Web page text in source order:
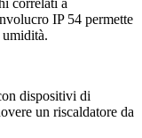
correlati a
IP 54 permette
dispositivi di
un riscaldatore da